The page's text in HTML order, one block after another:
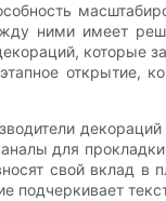
ними имеет
которые
открытие,
для
свой вклад в
подчеркивает